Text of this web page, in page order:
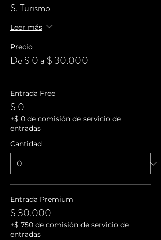
S. Turismo
Leer más
Precio
De $ 0 a $ 30.000
Entrada Free
$ 0
+$ 0 de comisión de servicio de
entradas
Cantidad
Entrada Premium
$ 30.000
+$ 750 de comisión de servicio de
entradas